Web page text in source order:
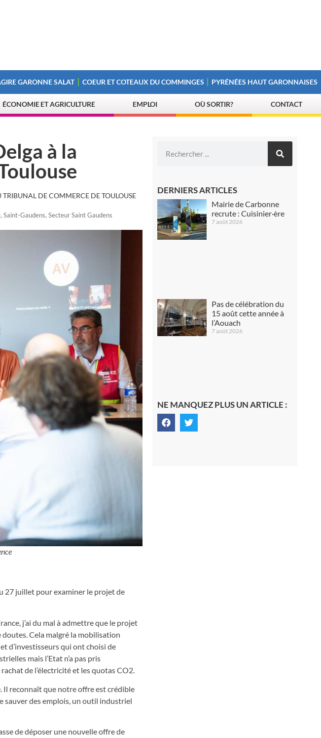
GARONNE SALAT COEUR ET COTEAUX DU COMMINGES PYRÉNÉES HAUT GARONNAISES
ÉCONOMIE ET AGRICULTURE EMPLOI OÙ SORTIR? CONTACT
à la
DE COMMERCE DE TOULOUSE
, Saint-Gaudens, Secteur Saint Gaudens
27 juillet pour examiner le projet de
j’ai du mal à admettre que le projet
Cela malgré la mobilisation
d’investisseurs qui ont choisi de
mais l’Etat n’a pas pris
de l’électricité et les quotas CO2.
Il reconnaît que notre offre est crédible
sauver des emplois, un outil industriel
de déposer une nouvelle offre de
DERNIERS ARTICLES
Mairie de Carbonne
recrute : Cuisinier·ère
7 août 2026
Pas de célébration du
15 août cette année à
l’Aouach
7 août 2026
NE MANQUEZ PLUS UN ARTICLE :